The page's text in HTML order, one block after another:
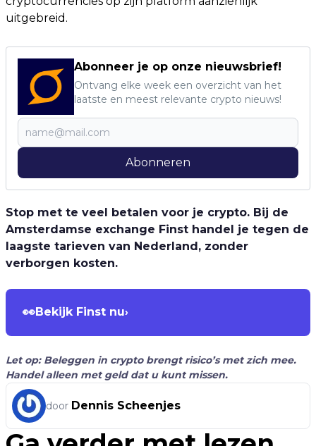
uitgebreid.
Abonneer je op onze nieuwsbrief!
Ontvang elke week een overzicht van het
laatste en meest relevante crypto nieuws!
Abonneren
Stop met te veel betalen voor je crypto. Bij de
Amsterdamse exchange Finst handel je tegen de
laagste tarieven van Nederland, zonder
verborgen kosten.
👀Bekijk Finst nu›
Let op: Beleggen in crypto brengt risico’s met zich mee.
Handel alleen met geld dat u kunt missen.
door Dennis Scheenjes